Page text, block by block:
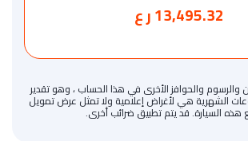
13,495.32 ر ع
والرسوم والحوافز الأخرى في هذا الحساب ، وهو تقدير
الشهرية هي لأغراض إعلامية ولا تمثل عرض تمويل
هذه السيارة. قد يتم تطبيق ضرائب أخرى.